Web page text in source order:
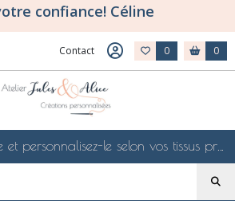
confiance! Céline
Contact 0 0
Choisissez un modèle et personnalisez-le selon vos tissus préférés de mes collections en ligne, je le confectionnerai selon vos souhaits